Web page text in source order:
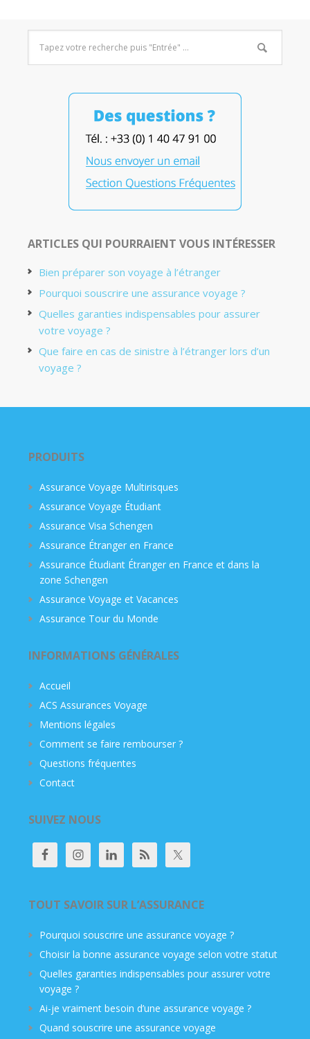
ARTICLES QUI POURRAIENT VOUS INTÉRESSER
Bien préparer son voyage à l’étranger
Pourquoi souscrire une assurance voyage ?
Quelles garanties indispensables pour assurer
votre voyage ?
Que faire en cas de sinistre à l’étranger lors d’un
voyage ?
PRODUITS
Assurance Voyage Multirisques
Assurance Voyage Étudiant
Assurance Visa Schengen
Assurance Étranger en France
Assurance Étudiant Étranger en France et dans la
zone Schengen
Assurance Voyage et Vacances
Assurance Tour du Monde
INFORMATIONS GÉNÉRALES
Accueil
ACS Assurances Voyage
Mentions légales
Comment se faire rembourser ?
Questions fréquentes
Contact
SUIVEZ NOUS
TOUT SAVOIR SUR L’ASSURANCE
Pourquoi souscrire une assurance voyage ?
Choisir la bonne assurance voyage selon votre statut
Quelles garanties indispensables pour assurer votre
voyage ?
Ai-je vraiment besoin d’une assurance voyage ?
Quand souscrire une assurance voyage